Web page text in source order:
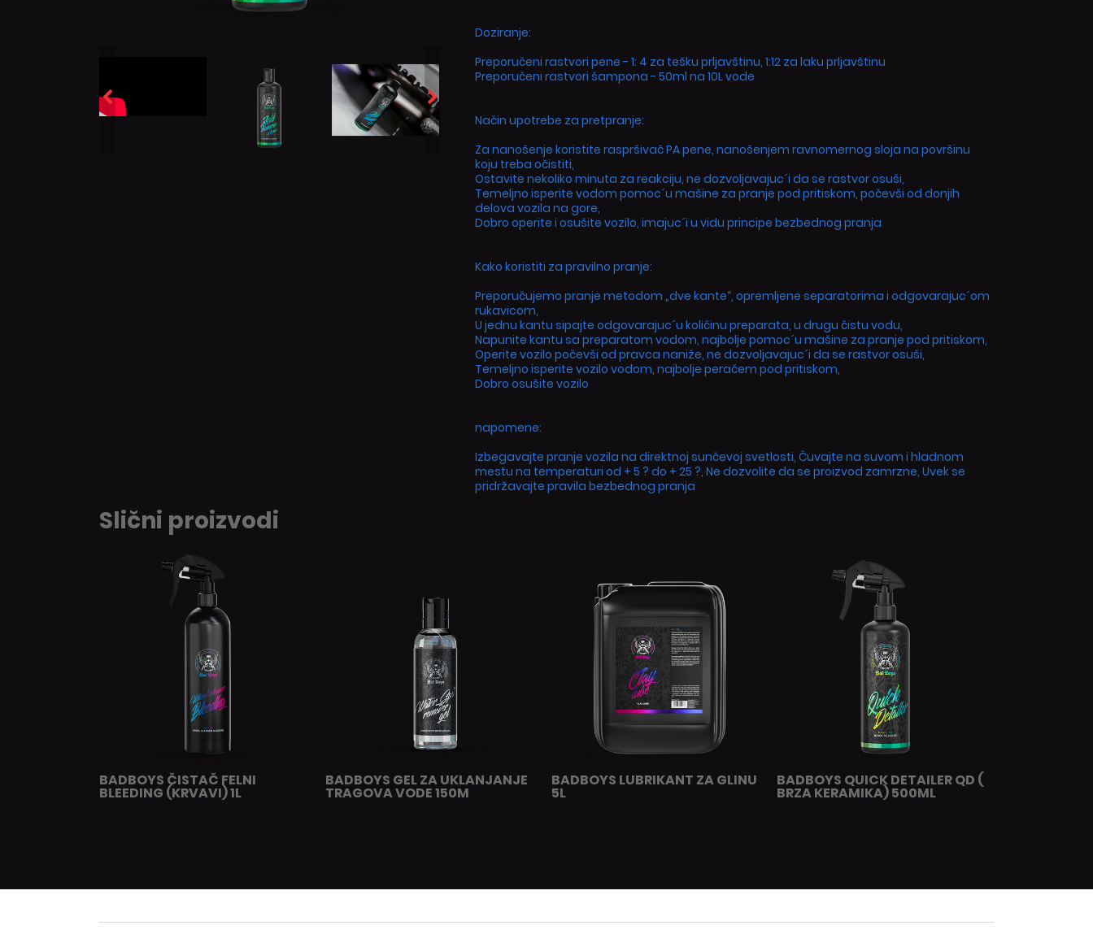
Doziranje:
Preporučeni rastvori pene - 1: 4 za tešku prljavštinu, 1:12 za laku prljavštinu
Preporučeni rastvori šampona - 50ml na 10L vode
Način upotrebe za pretpranje:
Za nanošenje koristite raspršivač PA pene, nanošenjem ravnomernog sloja na površinu
koju treba očistiti,
Ostavite nekoliko minuta za reakciju, ne dozvoljavajuc´i da se rastvor osuši,
Temeljno isperite vodom pomoc´u mašine za pranje pod pritiskom, počevši od donjih
delova vozila na gore,
Dobro operite i osušite vozilo, imajuc´i u vidu principe bezbednog pranja
Kako koristiti za pravilno pranje:
Preporučujemo pranje metodom „dve kante“, opremljene separatorima i odgovarajuc´om
rukavicom,
U jednu kantu sipajte odgovarajuc´u količinu preparata, u drugu čistu vodu,
Napunite kantu sa preparatom vodom, najbolje pomoc´u mašine za pranje pod pritiskom,
Operite vozilo počevši od pravca naniže, ne dozvoljavajuc´i da se rastvor osuši,
Temeljno isperite vozilo vodom, najbolje peračem pod pritiskom,
Dobro osušite vozilo
napomene:
Izbegavajte pranje vozila na direktnoj sunčevoj svetlosti, Čuvajte na suvom i hladnom
mestu na temperaturi od + 5 ? do + 25 ?, Ne dozvolite da se proizvod zamrzne, Uvek se
pridržavajte pravila bezbednog pranja
Slični proizvodi
BADBOYS ČISTAČ FELNI
BLEEDING (KRVAVI) 1L
BADBOYS GEL ZA UKLANJANJE
TRAGOVA VODE 150M
BADBOYS LUBRIKANT ZA GLINU
5L
BADBOYS QUICK DETAILER QD (
BRZA KERAMIKA) 500ML